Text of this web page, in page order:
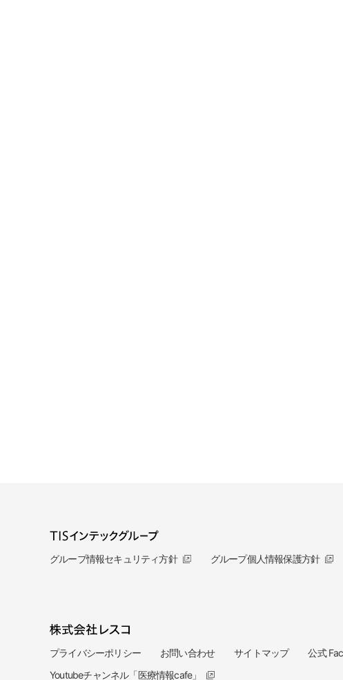
グループ情報セキュリティ方針 グループ個人情報保護方針
プライバシーポリシー お問い合わせ サイトマップ 公式
Youtubeチャンネル「医療情報cafe」